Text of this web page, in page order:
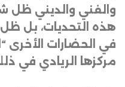
والفني والديني ظل
هذه التحديات، بل
في الحضارات الأخرى
مركزها الريادي في